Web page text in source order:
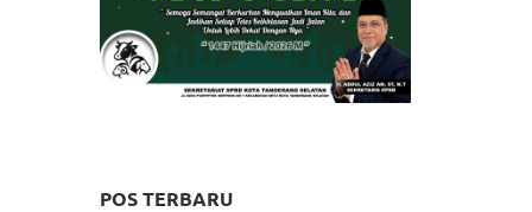
POS TERBARU